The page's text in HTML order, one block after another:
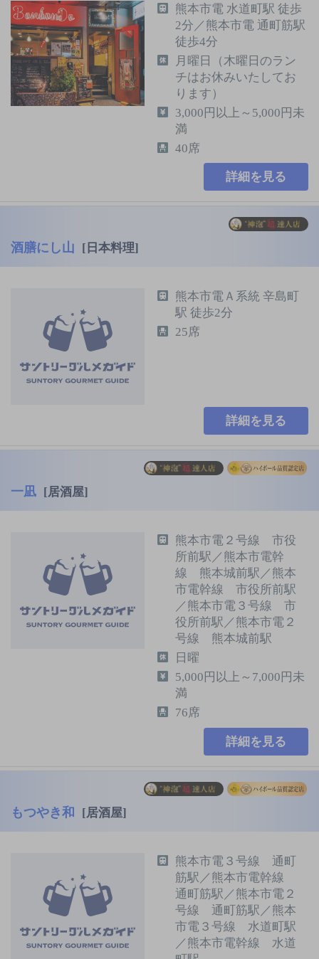
熊本市電 水道町駅 徒歩
2分／熊本市電 通町筋駅
徒歩4分
月曜日（木曜日のラン
チはお休みいたしてお
ります）
3,000円以上～5,000円未
満
40席
詳細を見る
酒膳にし山 [日本料理]
熊本市電Ａ系統 辛島町
駅 徒歩2分
25席
詳細を見る
一凪 [居酒屋]
熊本市電２号線 市役
所前駅／熊本市電幹
線 熊本城前駅／熊本
市電幹線 市役所前駅
／熊本市電３号線 市
役所前駅／熊本市電２
号線 熊本城前駅
日曜
5,000円以上～7,000円未
満
76席
詳細を見る
もつやき和 [居酒屋]
熊本市電３号線 通町
筋駅／熊本市電幹線
通町筋駅／熊本市電２
号線 通町筋駅／熊本
市電３号線 水道町駅
／熊本市電幹線 水道